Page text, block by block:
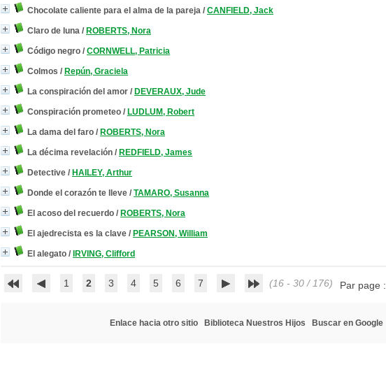
Chocolate caliente para el alma de la pareja / CANFIELD, Jack
Claro de luna / ROBERTS, Nora
Código negro / CORNWELL, Patricia
Colmos / Repún, Graciela
La conspiración del amor / DEVERAUX, Jude
Conspiración prometeo / LUDLUM, Robert
La dama del faro / ROBERTS, Nora
La décima revelación / REDFIELD, James
Detective / HAILEY, Arthur
Donde el corazón te lleve / TAMARO, Susanna
El acoso del recuerdo / ROBERTS, Nora
El ajedrecista es la clave / PEARSON, William
El alegato / IRVING, Clifford
1 2 3 4 5 6 7 (16 - 30 / 176) Par page :
Enlace hacia otro sitio Biblioteca Nuestros Hijos Buscar en Google